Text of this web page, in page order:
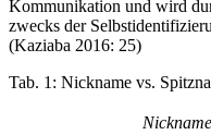
Kommunikation und wird
zwecks der
(Kaziaba 2016: 25)
Tab. 1: Nickname vs.
Nickname